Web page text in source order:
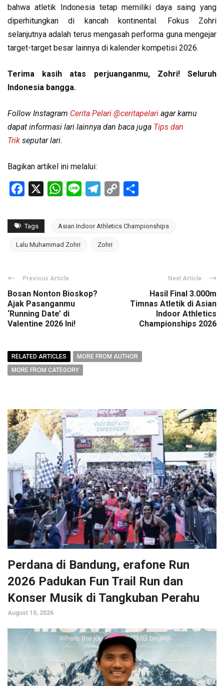
bahwa atletik Indonesia tetap memiliki daya saing yang
diperhitungkan di kancah kontinental. Fokus Zohri
selanjutnya adalah terus mengasah performa guna mengejar
target-target besar lainnya di kalender kompetisi 2026.
Terima kasih atas perjuanganmu, Zohri! Seluruh
Indonesia bangga.
Follow Instagram Cerita Pelari @ceritapelari agar kamu
dapat informasi lari lainnya dan baca juga Tips dan
Trik seputar lari.
Bagikan artikel ini melalui:
Facebook WhatsApp
Line Telegram
Copy
Tags Asian Indoor Athletics Championships
Lalu Muhammad Zohri Zohri
Previous Article
Bosan Nonton Bioskop?
Ajak Pasanganmu
‘Running Date’ di
Valentine 2026 Ini!
Next Article
Hasil Final 3.000m
Timnas Atletik di Asian
Indoor Athletics
Championships 2026
RELATED ARTICLES
MORE FROM AUTHOR
MORE FROM CATEGORY
Perdana di Bandung, erafone Run
2026 Padukan Fun Trail Run dan
Konser Musik di Tangkuban Perahu
August 10, 2026